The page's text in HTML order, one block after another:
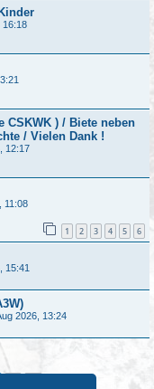
16:18
CSKWK ) / Biete neben
/ Vielen Dank !
12:17
11:08
1 2 3 4 5 6
15:41
2026, 13:24